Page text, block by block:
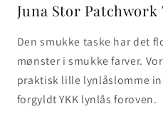
Juna Stor Patchwork
Den smukke taske har det
mønster i smukke farver.
praktisk lille lynlåslomme
forgyldt YKK lynlås foroven.